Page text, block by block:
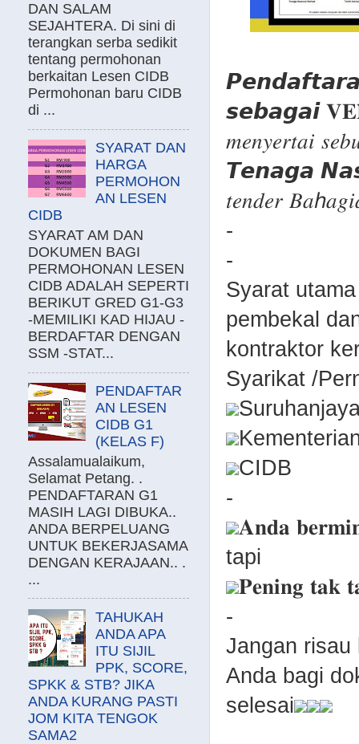
𝙨𝙚𝙗𝙖𝙜𝙖𝙞
𝑚𝑒𝑛𝑦𝑒𝑟𝑡𝑎𝑖
𝙏𝙚𝙣𝙖𝙜𝙖
𝑡𝑒𝑛𝑑𝑒𝑟
-
-
Syarat
pembekal
kontraktor
Syarikat /
CIDB
-
𝐀𝐧𝐝𝐚
tapi
𝐏𝐞𝐧𝐢𝐧𝐠 𝐭𝐚𝐤
-
Jangan risau
Anda bagi
selesai
DAN SALAM
SEJAHTERA. Di sini di
terangkan serba sedikit
tentang permohonan
berkaitan Lesen CIDB
Permohonan baru CIDB
di ...
SYARAT DAN
HARGA
PERMOHON
AN LESEN
CIDB
SYARAT AM DAN
DOKUMEN BAGI
PERMOHONAN LESEN
CIDB ADALAH SEPERTI
BERIKUT GRED G1-G3
-MEMILIKI KAD HIJAU -
BERDAFTAR DENGAN
SSM -STAT...
PENDAFTAR
AN LESEN
CIDB G1
(KELAS F)
Assalamualaikum,
Selamat Petang. .
PENDAFTARAN G1
MASIH LAGI DIBUKA..
ANDA BERPELUANG
UNTUK BEKERJASAMA
DENGAN KERAJAAN.. .
...
TAHUKAH
ANDA APA
ITU SIJIL
PPK, SCORE,
SPKK & STB? JIKA
ANDA KURANG PASTI
JOM KITA TENGOK
SAMA2